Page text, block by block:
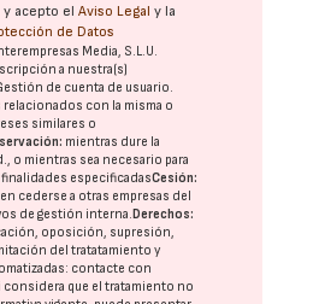
y acepto elAviso Legal y la
de Datos
Media, S.L.U.
a nuestra(s)
de cuenta de usuario.
relacionados con la misma o
similares o
mientras dure la
o mientras sea necesario para
finalidades especificadasCesión:
cederse a otras empresas del
de gestión interna.Derechos:
oposición, supresión,
del tratatamiento y
contacte con
considera que el tratamiento no